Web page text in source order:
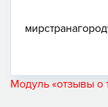
мирстранагород
Модуль «отзывы о